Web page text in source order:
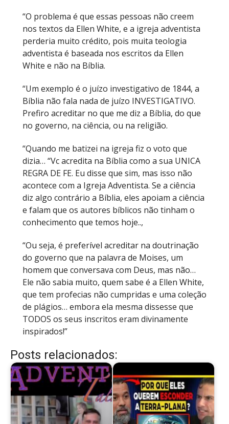
“O problema é que essas pessoas não creem
nos textos da Ellen White, e a igreja adventista
perderia muito crédito, pois muita teologia
adventista é baseada nos escritos da Ellen
White e não na Bíblia.
“Um exemplo é o juízo investigativo de 1844, a
Bíblia não fala nada de juízo INVESTIGATIVO.
Prefiro acreditar no que me diz a Bíblia, do que
no governo, na ciência, ou na religião.
“Quando me batizei na igreja fiz o voto que
dizia… “Vc acredita na Bíblia como a sua UNICA
REGRA DE FE. Eu disse que sim, mas isso não
acontece com a Igreja Adventista. Se a ciência
diz algo contrário a Bíblia, eles apoiam a ciência
e falam que os autores bíblicos não tinham o
conhecimento que temos hoje..,
“Ou seja, é preferível acreditar na doutrinação
do governo que na palavra de Moises, um
homem que conversava com Deus, mas não…
Ele não sabia muito, quem sabe é a Ellen White,
que tem profecias não cumpridas e uma coleção
de plágios… embora ela mesma dissesse que
TODOS os seus inscritos eram divinamente
inspirados!”
Posts relacionados: